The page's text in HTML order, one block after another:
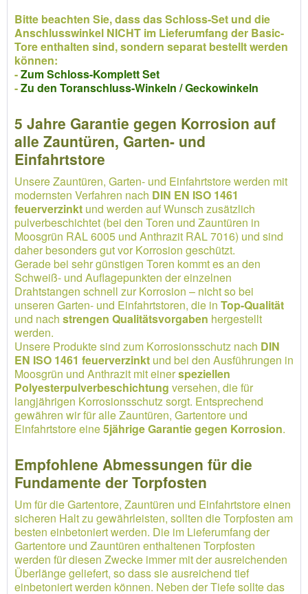
Bitte beachten Sie, dass das Schloss-Set und die
Anschlusswinkel NICHT im Lieferumfang der Basic-
Tore enthalten sind, sondern separat bestellt werden
können:
-Zum Schloss-Komplett Set
-Zu den Toranschluss-Winkeln / Geckowinkeln
5 Jahre Garantie gegen Korrosion auf
alle Zauntüren, Garten- und
Einfahrtstore
Unsere Zauntüren, Garten- und Einfahrtstore werden mit
modernsten Verfahren nach DIN EN ISO 1461
feuerverzinkt und werden auf Wunsch zusätzlich
pulverbeschichtet (bei den Toren und Zauntüren in
Moosgrün RAL 6005 und Anthrazit RAL 7016) und sind
daher besonders gut vor Korrosion geschützt.
Gerade bei sehr günstigen Toren kommt es an den
Schweiß- und Auflagepunkten der einzelnen
Drahtstangen schnell zur Korrosion – nicht so bei
unseren Garten- und Einfahrtstoren, die in Top-Qualität
und nach strengen Qualitätsvorgaben hergestellt
werden.
Unsere Produkte sind zum Korrosionsschutz nach DIN
EN ISO 1461 feuerverzinkt und bei den Ausführungen in
Moosgrün und Anthrazit mit einerspeziellen
Polyesterpulverbeschichtung versehen, die für
langjährigen Korrosionsschutz sorgt. Entsprechend
gewähren wir für alle Zauntüren, Gartentore und
Einfahrtstore eine5jährige Garantie gegen Korrosion.
Empfohlene Abmessungen für die
Fundamente der Torpfosten
Um für die Gartentore, Zauntüren und Einfahrtstore einen
sicheren Halt zu gewährleisten, sollten die Torpfosten am
besten einbetoniert werden. Die im Lieferumfang der
Gartentore und Zauntüren enthaltenen Torpfosten
werden für diesen Zwecke immer mit der ausreichenden
Überlänge geliefert, so dass sie ausreichend tief
einbetoniert werden können. Neben der Tiefe sollte das